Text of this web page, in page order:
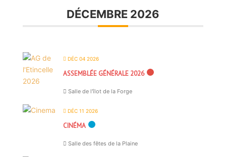
DÉCEMBRE 2026
DÉC 04 2026
ASSEMBLÉE GÉNÉRALE 2026
Salle de l'îlot de la Forge
DÉC 11 2026
CINÉMA
Salle des fêtes de la Plaine